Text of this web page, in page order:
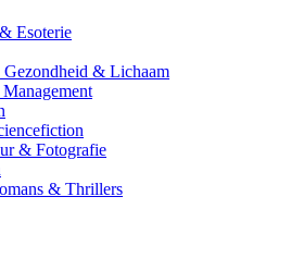
Esoterie
Gezondheid & Lichaam
& Fotografie
& Thrillers